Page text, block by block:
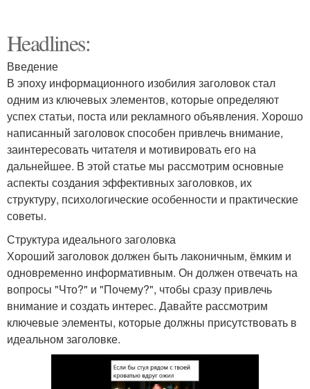
Headlines:
Введение
В эпоху информационного изобилия заголовок стал
одним из ключевых элементов, которые определяют
успех статьи, поста или рекламного объявления. Хорошо
написанный заголовок способен привлечь внимание,
заинтересовать читателя и мотивировать его на
дальнейшее. В этой статье мы рассмотрим основные
аспекты создания эффективных заголовков, их
структуру, психологические особенности и практические
советы.
Структура идеального заголовка
Хороший заголовок должен быть лаконичным, ёмким и
одновременно информативным. Он должен отвечать на
вопросы "Что?" и "Почему?", чтобы сразу привлечь
внимание и создать интерес. Давайте рассмотрим
ключевые элементы, которые должны присутствовать в
идеальном заголовке.